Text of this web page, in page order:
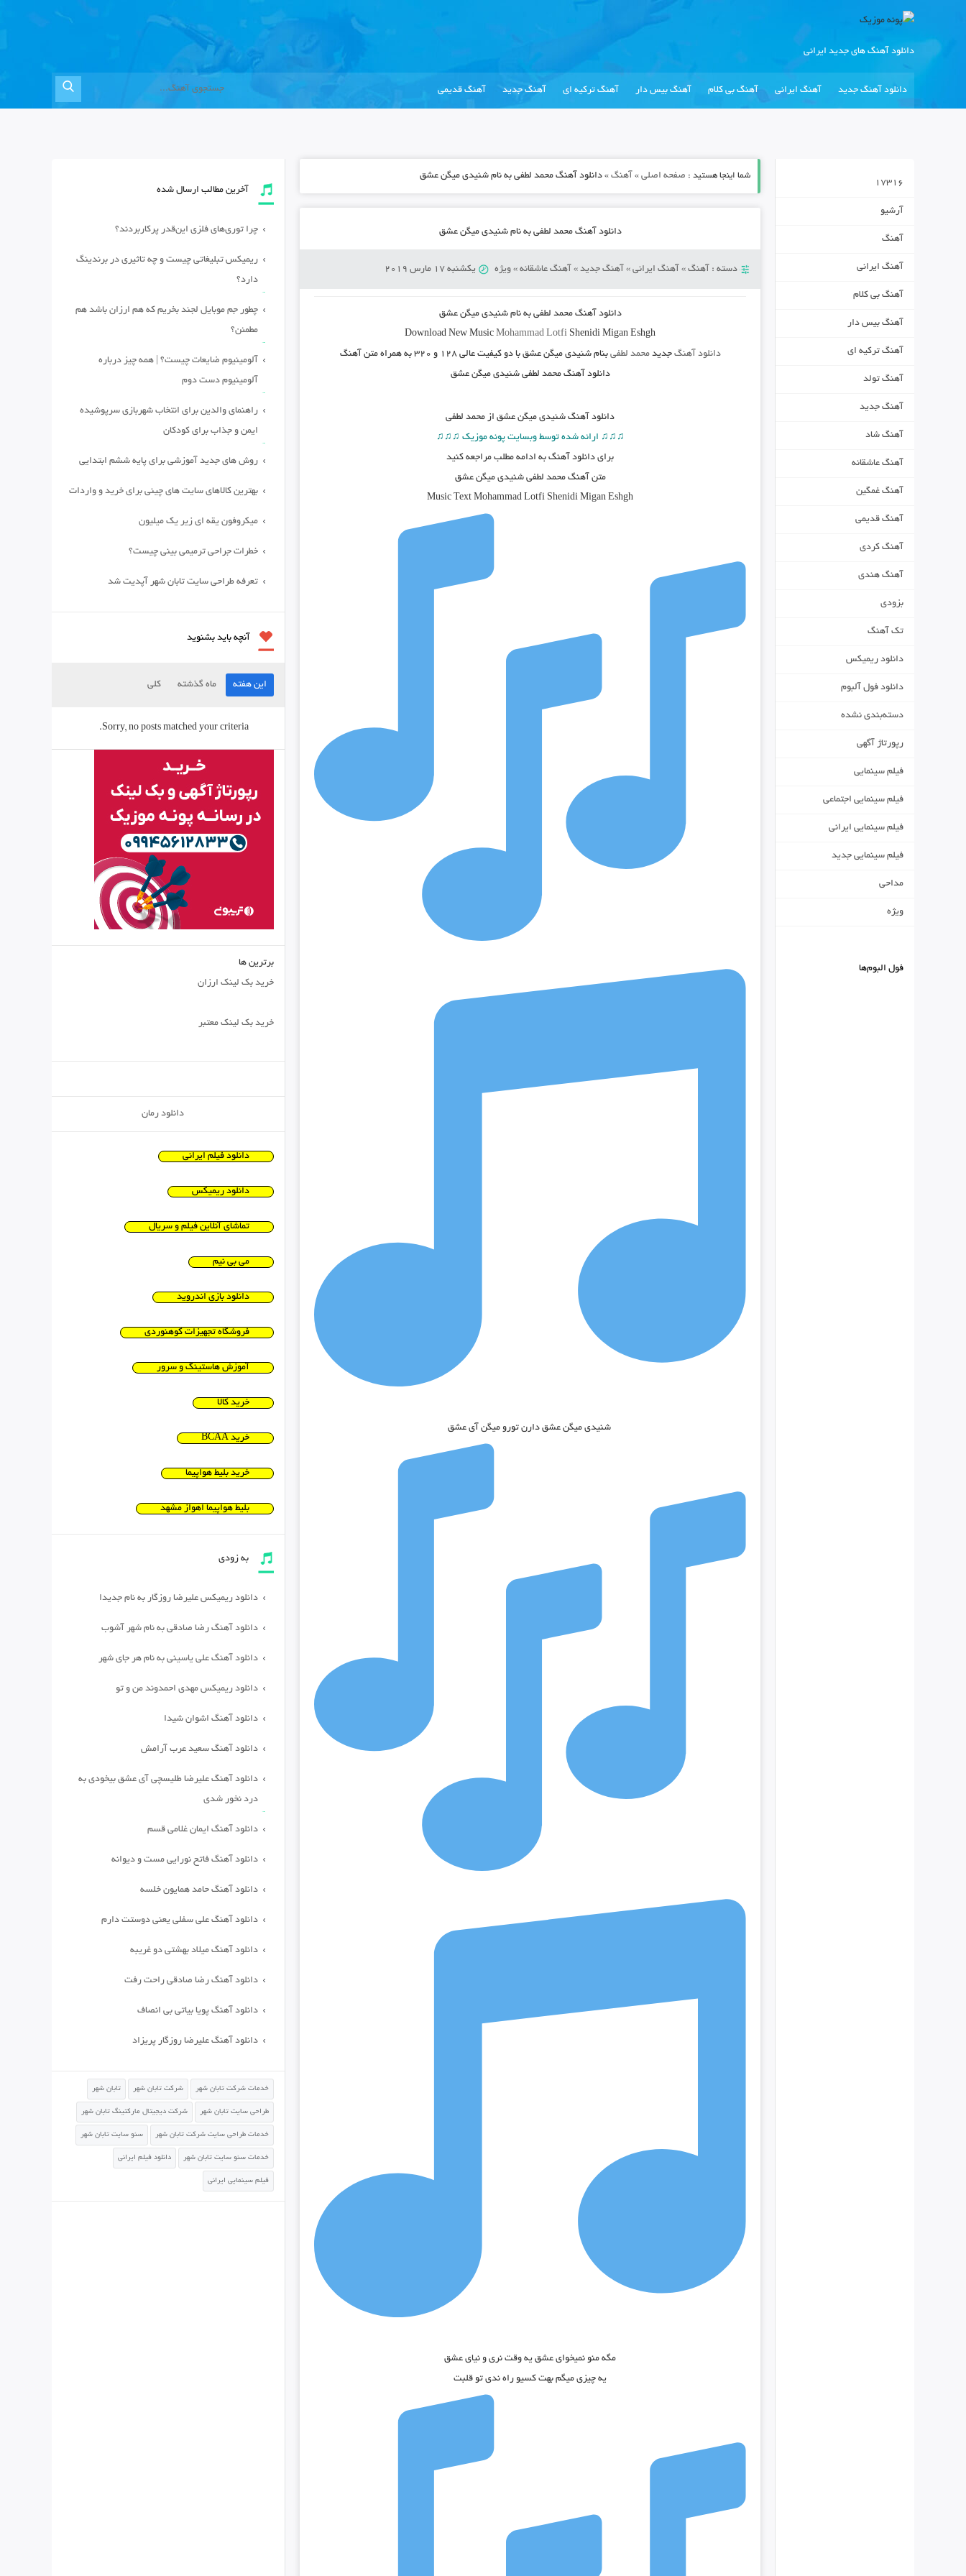
دانلود آهنگ های جدید ایرانی
دانلود آهنگ جدید آهنگ ایرانی آهنگ بی کلام آهنگ بیس دار آهنگ ترکیه ای آهنگ جدید آهنگ قدیمی
شما اینجا هستید : صفحه اصلی» آهنگ» دانلود آهنگ محمد لطفی به نام شنیدی میگن عشق
دانلود آهنگ محمد لطفی به نام شنیدی میگن عشق
دسته : آهنگ» آهنگ ایرانی» آهنگ جدید» آهنگ عاشقانه» ویژه یکشنبه 17 مارس 2019
دانلود آهنگ محمد لطفی به نام شنیدی میگن عشق
Download New MusicMohammad Lotfi Shenidi Migan Eshgh
دانلود آهنگ جدیدمحمد لطفی بنام شنیدی میگن عشقبا دو کیفیت عالی ۱۲۸ و ۳۲۰ به همراه متن آهنگ
دانلود آهنگ محمد لطفی شنیدی میگن عشق
دانلود آهنگشنیدی میگن عشق از محمد لطفی
♫♫♫ ارائه شده توسط وبسایت پونه موزیک ♫♫♫
برای دانلود آهنگ به ادامه مطلب مراجعه کنید
متن آهنگ محمد لطفی شنیدی میگن عشق
Music TextMohammad Lotfi Shenidi Migan Eshgh
شنیدی میگن عشق دارن تورو میگن آی عشق
مگه منو نمیخوای عشق یه وقت نری و نیای عشق
یه چیزی میگم بهت کسیو راه ندی تو قلبت
17316
آرشیو
آهنگ
آهنگ ایرانی
آهنگ بی کلام
آهنگ بیس دار
آهنگ ترکیه ای
آهنگ تولد
آهنگ جدید
آهنگ شاد
آهنگ عاشقانه
آهنگ غمگین
آهنگ قدیمی
آهنگ کردی
آهنگ هندی
بزودی
تک آهنگ
دانلود ریمیکس
دانلود فول آلبوم
دسته‌بندی نشده
رپورتاژ آگهی
فیلم سینمایی
فیلم سینمایی اجتماعی
فیلم سینمایی ایرانی
فیلم سینمایی جدید
مداحی
ویژه
فول البوم‌ها
آخرین مطالب ارسال شده
چرا توری‌های فلزی این‌قدر پرکاربردند؟
ریمیکس تبلیغاتی چیست و چه تاثیری در برندینگ
دارد؟
چطور جم موبایل لجند بخریم که هم ارزان باشد هم
مطمئن؟
آلومینیوم ضایعات چیست؟ | همه چیز درباره
آلومینیوم دست دوم
راهنمای والدین برای انتخاب شهربازی سرپوشیده
ایمن و جذاب برای کودکان
روش های جدید آموزشی برای پایه ششم ابتدایی
بهترین کالاهای سایت های چینی برای خرید و واردات
میکروفون یقه ای زیر یک میلیون
خطرات جراحی ترمیمی بینی چیست؟
تعرفه طراحی سایت تابان شهر آپدیت شد
آنچه باید بشنوید
این هفته ماه گذشته کلی
Sorry, no posts matched your criteria.
برترین ها
خرید بک لینک ارزان
خرید بک لینک معتبر
دانلود رمان
دانلود فیلم ایرانی
دانلود ریمیکس
تماشای آنلاین فیلم و سریال
می بی نیم
دانلود بازی اندروید
فروشگاه تجهیزات کوهنوردی
آموزش هاستینگ و سرور
خرید کالا
خرید BCAA
خرید بلیط هواپیما
بلیط هواپیما اهواز مشهد
به زودی
دانلود ریمیکس علیرضا روزگار به نام جدیدا
دانلود آهنگ رضا صادقی به نام شهر آشوب
دانلود آهنگ علی یاسینی به نام هر جای شهر
دانلود ریمیکس مهدی احمدوند من و تو
دانلود آهنگ اشوان شیدا
دانلود آهنگ سعید عرب آرامش
دانلود آهنگ علیرضا طلیسچی آی عشق بیخودی به
درد نخور شدی
دانلود آهنگ ایمان غلامی قسم
دانلود آهنگ فاتح نورایی مست و دیوانه
دانلود آهنگ حامد همایون خلسه
دانلود آهنگ علی سفلی یعنی دوستت دارم
دانلود آهنگ میلاد بهشتی دو غریبه
دانلود آهنگ رضا صادقی راحت رفت
دانلود آهنگ پویا بیاتی بی انصاف
دانلود آهنگ علیرضا روزگار پریزاد
خدمات شرکت تابان شهر شرکت تابان شهر تابان شهر
طراحی سایت تابان شهر شرکت دیجیتال مارکتینگ تابان شهر
خدمات طراحی سایت شرکت تابان شهر سئو سایت تابان شهر
خدمات سئو سایت تابان شهر دانلود فیلم ایرانی
فیلم سینمایی ایرانی